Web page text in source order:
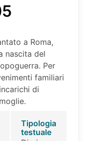
a Roma,
nascita del
Per
familiari
di
Tipologia
testuale